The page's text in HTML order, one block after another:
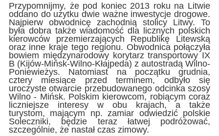
Przypomnijmy, że pod koniec 2013 roku na Litwie
oddano do użytku dwie ważne inwestycje drogowe.
Najpierw obwodnicę zachodnią stolicy Litwy. To
była dobra także wiadomość dla licznych polskich
kierowców przemierzających Republikę Litewską
oraz inne kraje tego regionu. Obwodnica połączyła
bowiem międzynarodowy korytarz transportowy IX
B (Kijów-Mińsk-Wilno-Kłajpeda) z autostradą Wilno-
Poniewieżys. Natomiast na początku grudnia,
cztery miesiące przed terminem, odbyło się
uroczyste otwarcie przebudowanego odcinka szosy
Wilno - Mińsk. Polskim kierowcom, robiącym coraz
liczniejsze interesy w obu krajach, a także
turystom, mającym np. zamiar odwiedzić polskie
Soleczniki, będzie teraz łatwej podróżować,
szczególnie, że nastał czas zimowy.